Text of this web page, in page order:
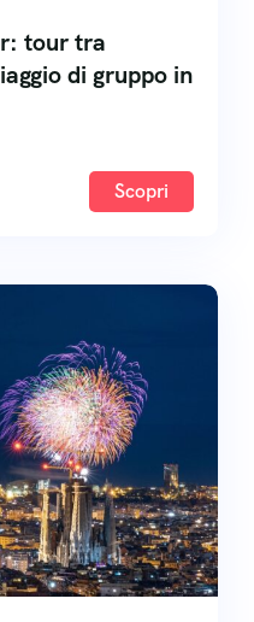
tour tra
di gruppo in
Scopri